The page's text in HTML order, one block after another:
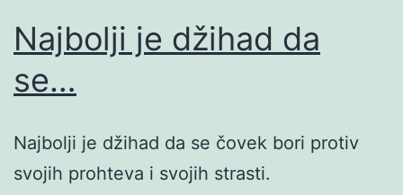
Najbolji je džihad da
se…
Najbolji je džihad da se čovek bori protiv
svojih prohteva i svojih strasti.